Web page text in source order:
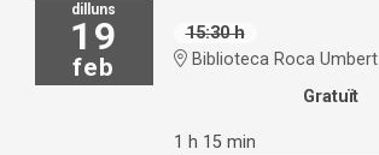
dilluns
19
feb
15:30 h
Biblioteca Roca Umbert
Gratuït
1 h 15 min